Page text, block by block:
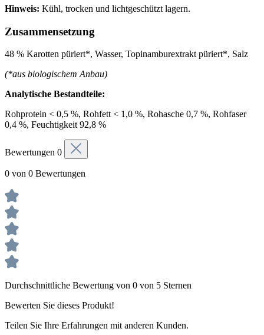
Hinweis: Kühl, trocken und lichtgeschützt lagern.
Zusammensetzung
48 % Karotten püriert*, Wasser, Topinamburextrakt püriert*, Salz
(*aus biologischem Anbau)
Analytische Bestandteile:
Rohprotein < 0,5 %, Rohfett < 1,0 %, Rohasche 0,7 %, Rohfaser
0,4 %, Feuchtigkeit 92,8 %
Bewertungen 0
0 von 0 Bewertungen
Durchschnittliche Bewertung von 0 von 5 Sternen
Bewerten Sie dieses Produkt!
Teilen Sie Ihre Erfahrungen mit anderen Kunden.